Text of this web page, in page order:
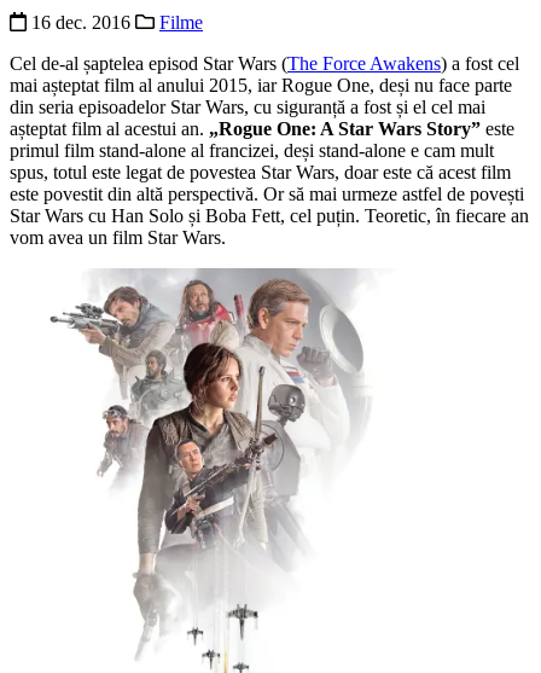
16 dec. 2016
Filme
Cel de-al șaptelea episod Star Wars (The Force Awakens) a fost cel
mai așteptat film al anului 2015, iar Rogue One, deși nu face parte
din seria episoadelor Star Wars, cu siguranță a fost și el cel mai
așteptat film al acestui an. „Rogue One: A Star Wars Story” este
primul film stand-alone al francizei, deși stand-alone e cam mult
spus, totul este legat de povestea Star Wars, doar este că acest film
este povestit din altă perspectivă. Or să mai urmeze astfel de povești
Star Wars cu Han Solo și Boba Fett, cel puțin. Teoretic, în fiecare an
vom avea un film Star Wars.